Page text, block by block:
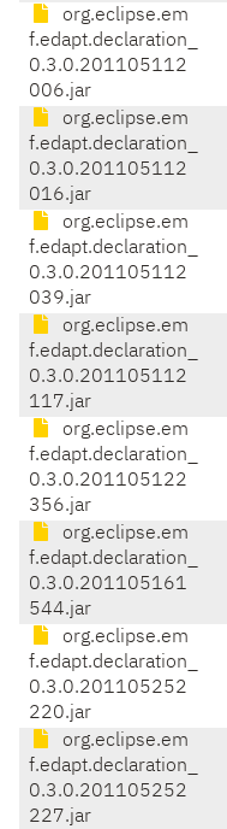
org.eclipse.em
f.edapt.declaration_
0.3.0.201105112
006.jar
org.eclipse.em
f.edapt.declaration_
0.3.0.201105112
016.jar
org.eclipse.em
f.edapt.declaration_
0.3.0.201105112
039.jar
org.eclipse.em
f.edapt.declaration_
0.3.0.201105112
117.jar
org.eclipse.em
f.edapt.declaration_
0.3.0.201105122
356.jar
org.eclipse.em
f.edapt.declaration_
0.3.0.201105161
544.jar
org.eclipse.em
f.edapt.declaration_
0.3.0.201105252
220.jar
org.eclipse.em
f.edapt.declaration_
0.3.0.201105252
227.jar